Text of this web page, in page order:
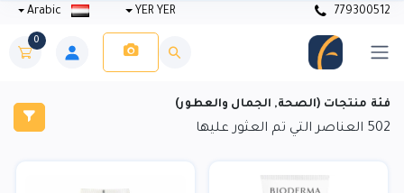
779300512
YER YER
0
فئة منتجات (الصحة, الجمال والعطور)
502 العناصر التي تم العثور عليها